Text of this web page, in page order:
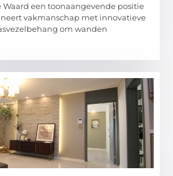
Waard een toonaangevende positie
vakmanschap met innovatieve
om wanden